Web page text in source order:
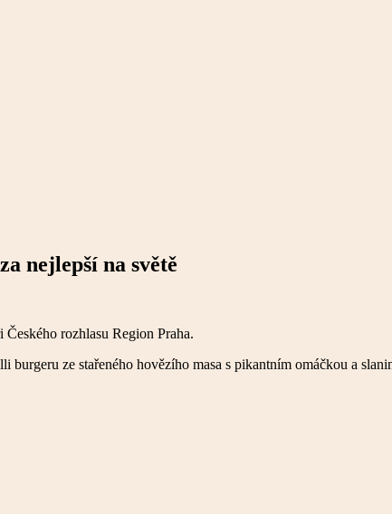
nejlepší na světě
rozhlasu Region Praha.
ze stařeného hovězího masa s pikantním omáčkou a